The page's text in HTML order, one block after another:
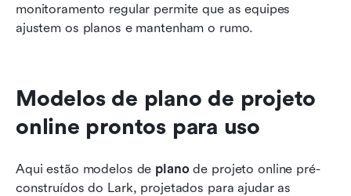
monitoramento regular permite que as equipes
ajustem os planos e mantenham o rumo.
Modelos de plano de projeto
online prontos para uso
Aqui estão modelos de plano de projeto online pré-
construídos do Lark, projetados para ajudar as